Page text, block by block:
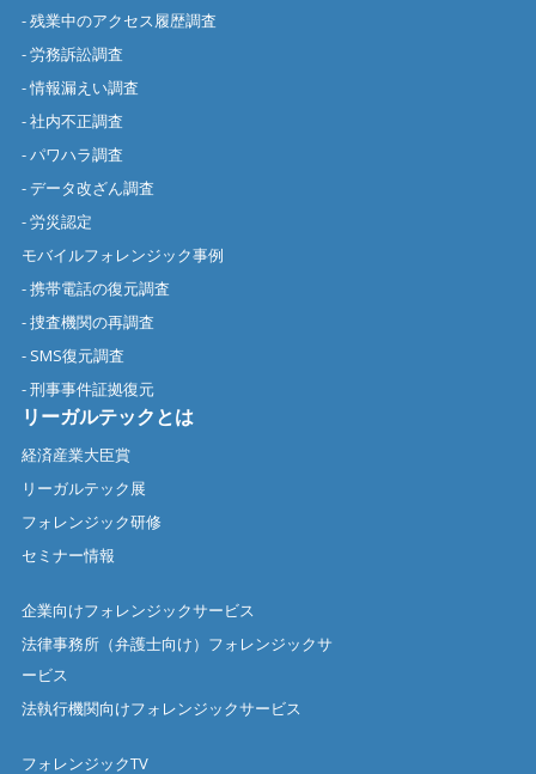
- 残業中のアクセス履歴調査
- 労務訴訟調査
- 情報漏えい調査
- 社内不正調査
- パワハラ調査
- データ改ざん調査
- 労災認定
モバイルフォレンジック事例
- 携帯電話の復元調査
- 捜査機関の再調査
- SMS復元調査
- 刑事事件証拠復元
リーガルテックとは
経済産業大臣賞
リーガルテック展
フォレンジック研修
セミナー情報
企業向けフォレンジックサービス
法律事務所（弁護士向け）フォレンジックサ
ービス
法執行機関向けフォレンジックサービス
フォレンジックTV